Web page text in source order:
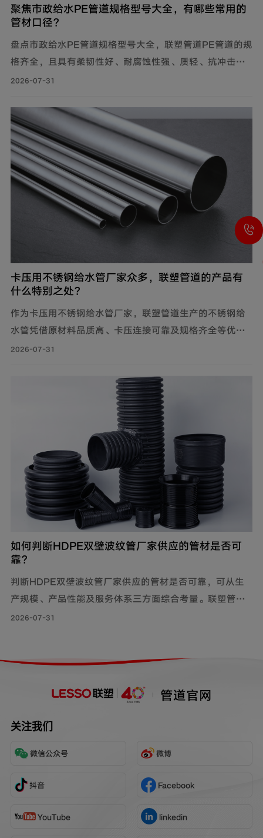
聚焦市政给水PE管道规格型号大全，有哪些常用的
管材口径？
盘点市政给水PE管道规格型号大全，联塑管道PE管道的规
格齐全，且具有柔韧性好、耐腐蚀性强、质轻、抗冲击性
能优良等特点，广泛应用于市政供水系统、建筑给水系统
（dn20-dn110）用于支管及小区给水，大口径（dn125-
dn1600）用于市政主干管。
2026-07-31
卡压用不锈钢给水管厂家众多，联塑管道的产品有
什么特别之处？
作为卡压用不锈钢给水管厂家，联塑管道生产的不锈钢给
水管凭借原材料品质高、卡压连接可靠及规格齐全等优
势，广泛应用于建筑给水、冷却循环水系统、气体输送等
2026-07-31
如何判断HDPE双壁波纹管厂家供应的管材是否可
靠？
判断HDPE双壁波纹管厂家供应的管材是否可靠，可从生
产规模、产品性能及服务体系三方面综合考量。联塑管道
深耕行业40年，其HDPE双壁波纹管质量可靠，被广泛用
2026-07-31
管道官网
关注我们
微信公众号 微博
抖音 Facebook
YouTube linkedin